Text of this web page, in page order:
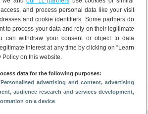
and process personal data like your visit
and cookie identifiers. Some partners do
to process your data and rely on their legitimate
can withdraw your consent or object to data
interest at any time by clicking on “Learn
Policy on this website.
data for the following purposes:
advertising and content, advertising
audience research and services development,
on a device
9 juni 2026